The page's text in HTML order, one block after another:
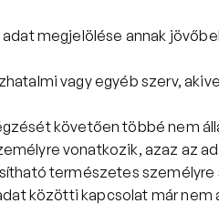
megjelölése annak
vagy egyéb szerv,
követően többé nem
vonatkozik, azaz az
természetes személyre
közötti kapcsolat már nem